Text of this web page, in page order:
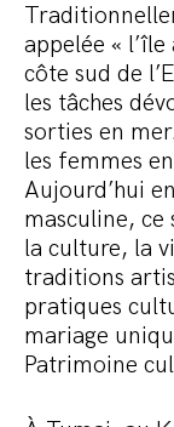
appelée «
côte sud de
les tâches
sorties en
les femmes
Aujourd’hui
masculine,
la culture, la
traditions
pratiques
mariage
Patrimoine